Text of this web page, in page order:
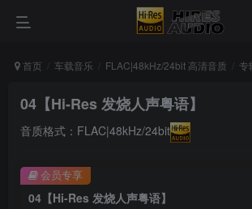
首页 车载音乐 FLAC|48kHz/24bit 高清音质 专
04【Hi-Res 发烧人声粤语】
音质格式：FLAC|48kHz/24bit
04【Hi-Res 发烧人声粤语】
会员专享